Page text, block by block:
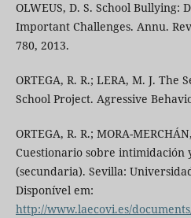
OLWEUS, D. S. School Bullying:
Important Challenges. Annu.
780, 2013.
ORTEGA, R. R.; LERA, M. J.
School Project. Agressive
ORTEGA, R. R.; MORA-
Cuestionario sobre intimidación
(secundaria). Sevilla:
Disponível em:
http://www.laecovi.es/